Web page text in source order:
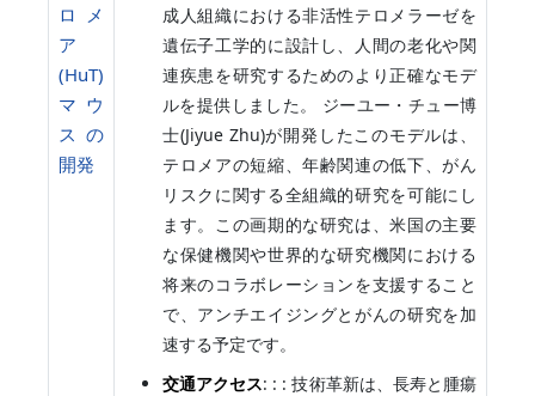
ロメ
ア
(HuT)
マウ
スの
開発
成人組織における非活性テロメラーゼを
遺伝子工学的に設計し、人間の老化や関
連疾患を研究するためのより正確なモデ
ルを提供しました。 ジーユー・チュー博
士(Jiyue Zhu)が開発したこのモデルは、
テロメアの短縮、年齢関連の低下、がん
リスクに関する全組織的研究を可能にし
ます。この画期的な研究は、米国の主要
な保健機関や世界的な研究機関における
将来のコラボレーションを支援すること
で、アンチエイジングとがんの研究を加
速する予定です。
交通アクセス: : : 技術革新は、長寿と腫瘍